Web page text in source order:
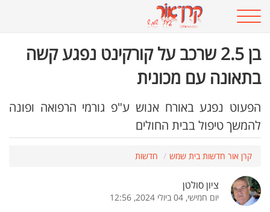
בן 2.5 שרכב על קורקינט נפגע קשה
בתאונה עם מכונית
הפעוט נפגע באורח אנוש ע"פ גורמי הרפואה ופונה
להמשך טיפול בבית החולים
קרן אור חדשות בית שמש חדשות
ציון סולטן
יום חמישי, 04 ביולי 2024, 12:56